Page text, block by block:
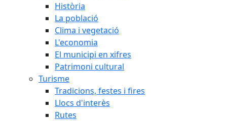
Història
La població
Clima i vegetació
L'economia
El municipi en xifres
Patrimoni cultural
Turisme
Tradicions, festes i fires
Llocs d'interès
Rutes